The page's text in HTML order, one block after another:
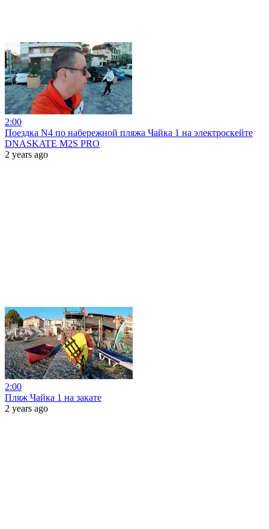
2:00
Поездка N4 по набережной пляжа Чайка 1 на электроскейте
DNASKATE M2S PRO
2 years ago
2:00
Пляж Чайка 1 на закате
2 years ago